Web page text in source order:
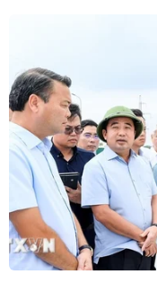
Xây dựng
tập thể và hợp
15/07/2019 07:59
Đối với việc tổng kết
Phó Thủ tướng